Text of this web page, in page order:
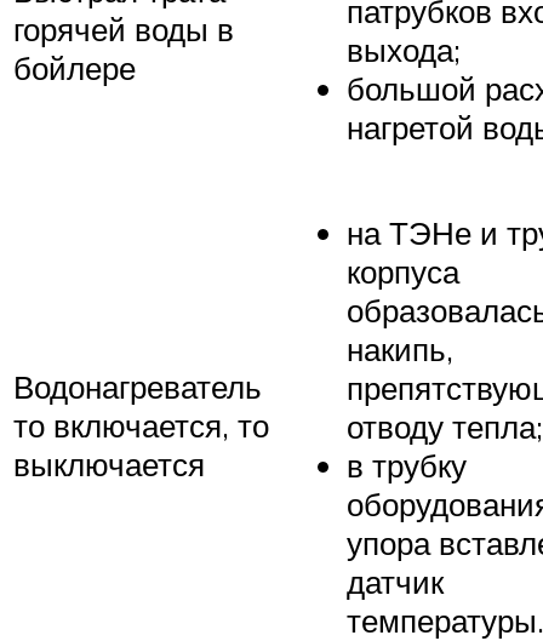
горячей воды в
бойлере
патрубков
выхода;
большой
нагретой
Водонагреватель
то включается, то
выключается
на ТЭНе и
корпуса
накипь,
отводу тепла;
в трубку
упора
датчик
температуры.